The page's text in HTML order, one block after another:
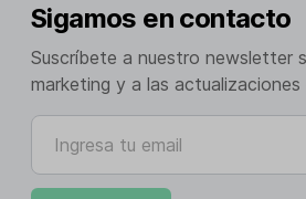
Sigamos en contacto
Suscríbete a nuestro newsletter
marketing y a las
Ingresa tu email